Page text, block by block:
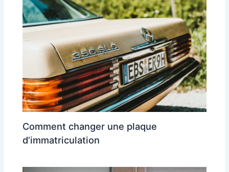
Comment changer une plaque
d’immatriculation